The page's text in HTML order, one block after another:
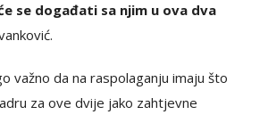
se događati sa njim u ova dva
važno da na raspolaganju imaju što
za ove dvije jako zahtjevne